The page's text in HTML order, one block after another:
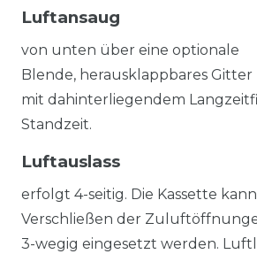
Luftansaug
von unten über eine optionale
Blende, herausklappbares Gitter
mit dahinterliegendem
Standzeit.
Luftauslass
erfolgt 4-seitig. Die Kassette
Verschließen der
3-wegig eingesetzt werden.